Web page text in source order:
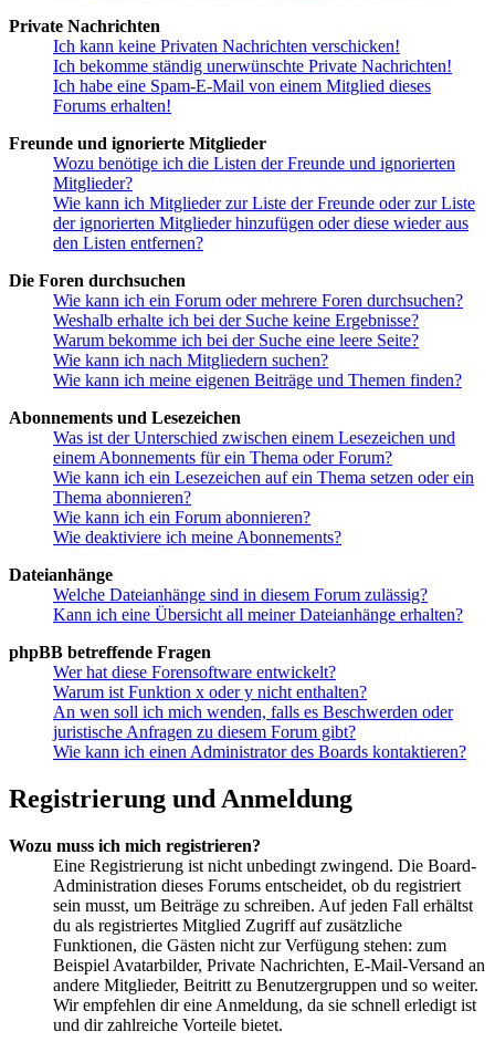
Private Nachrichten
Ich kann keine Privaten Nachrichten verschicken!
Ich bekomme ständig unerwünschte Private Nachrichten!
Ich habe eine Spam-E-Mail von einem Mitglied dieses
Forums erhalten!
Freunde und ignorierte Mitglieder
Wozu benötige ich die Listen der Freunde und ignorierten
Mitglieder?
Wie kann ich Mitglieder zur Liste der Freunde oder zur Liste
der ignorierten Mitglieder hinzufügen oder diese wieder aus
den Listen entfernen?
Die Foren durchsuchen
Wie kann ich ein Forum oder mehrere Foren durchsuchen?
Weshalb erhalte ich bei der Suche keine Ergebnisse?
Warum bekomme ich bei der Suche eine leere Seite?
Wie kann ich nach Mitgliedern suchen?
Wie kann ich meine eigenen Beiträge und Themen finden?
Abonnements und Lesezeichen
Was ist der Unterschied zwischen einem Lesezeichen und
einem Abonnements für ein Thema oder Forum?
Wie kann ich ein Lesezeichen auf ein Thema setzen oder ein
Thema abonnieren?
Wie kann ich ein Forum abonnieren?
Wie deaktiviere ich meine Abonnements?
Dateianhänge
Welche Dateianhänge sind in diesem Forum zulässig?
Kann ich eine Übersicht all meiner Dateianhänge erhalten?
phpBB betreffende Fragen
Wer hat diese Forensoftware entwickelt?
Warum ist Funktion x oder y nicht enthalten?
An wen soll ich mich wenden, falls es Beschwerden oder
juristische Anfragen zu diesem Forum gibt?
Wie kann ich einen Administrator des Boards kontaktieren?
Registrierung und Anmeldung
Wozu muss ich mich registrieren?
Eine Registrierung ist nicht unbedingt zwingend. Die Board-
Administration dieses Forums entscheidet, ob du registriert
sein musst, um Beiträge zu schreiben. Auf jeden Fall erhältst
du als registriertes Mitglied Zugriff auf zusätzliche
Funktionen, die Gästen nicht zur Verfügung stehen: zum
Beispiel Avatarbilder, Private Nachrichten, E-Mail-Versand an
andere Mitglieder, Beitritt zu Benutzergruppen und so weiter.
Wir empfehlen dir eine Anmeldung, da sie schnell erledigt ist
und dir zahlreiche Vorteile bietet.